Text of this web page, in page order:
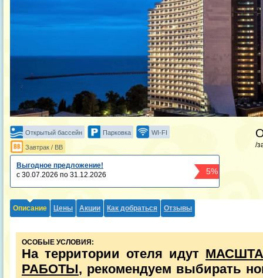
Открытый бассейн Парковка WI-FI
Завтрак / BB /
Выгодное предложение!
с 30.07.2026 по 31.12.2026
5%
Описание Цены Акции Как добраться Отзывы
ОСОБЫЕ УСЛОВИЯ:
На территории отеля идут
РАБОТЫ, рекомендуем выбирать